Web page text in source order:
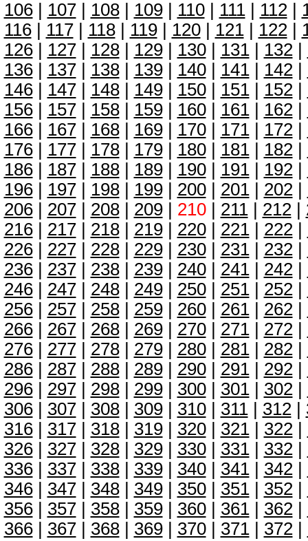
106| 107| 108| 109| 110| 111| 112|
116| 117| 118| 119| 120| 121| 122|
126| 127| 128| 129| 130| 131| 132|
136| 137| 138| 139| 140| 141| 142|
146| 147| 148| 149| 150| 151| 152|
156| 157| 158| 159| 160| 161| 162|
166| 167| 168| 169| 170| 171| 172|
176| 177| 178| 179| 180| 181| 182|
186| 187| 188| 189| 190| 191| 192|
196| 197| 198| 199| 200| 201| 202|
206| 207| 208| 209| 210| 211| 212|
216| 217| 218| 219| 220| 221| 222|
226| 227| 228| 229| 230| 231| 232|
236| 237| 238| 239| 240| 241| 242|
246| 247| 248| 249| 250| 251| 252|
256| 257| 258| 259| 260| 261| 262|
266| 267| 268| 269| 270| 271| 272|
276| 277| 278| 279| 280| 281| 282|
286| 287| 288| 289| 290| 291| 292|
296| 297| 298| 299| 300| 301| 302|
306| 307| 308| 309| 310| 311| 312|
316| 317| 318| 319| 320| 321| 322|
326| 327| 328| 329| 330| 331| 332|
336| 337| 338| 339| 340| 341| 342|
346| 347| 348| 349| 350| 351| 352|
356| 357| 358| 359| 360| 361| 362|
366| 367| 368| 369| 370| 371| 372|